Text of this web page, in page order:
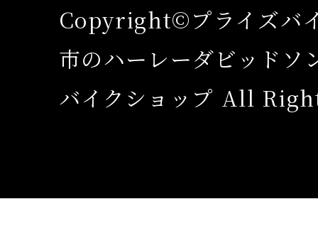
Copyright©プライズバ
市のハーレーダビッドソ
バイクショップ All